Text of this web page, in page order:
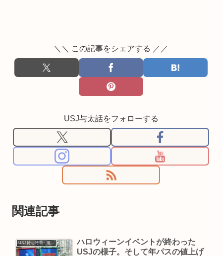
＼＼ この記事をシェアする ／／
USJ与太話をフォローする
関連記事
USJ 待ち時間・混雑情報
ハロウィーンイベントが終わった
USJの様子。そして年パスの値上げ